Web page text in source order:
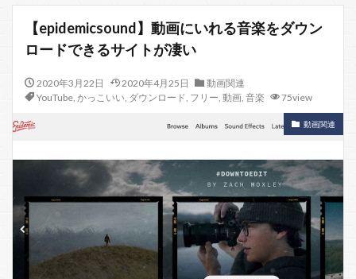
【epidemicsound】動画にいれる音楽をダウン
ロードできるサイトが凄い
2020年3月22日 2020年4月25日
動画関連
YouTube, かっこいい, ダウンロード, フリー, 動画, 音楽 75view
動画関連